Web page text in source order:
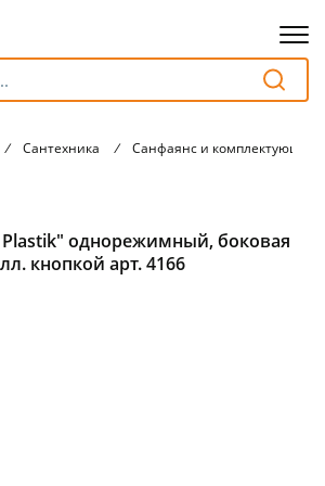
/ Сантехника / Санфаянс и комплектующие
однорежимный, боковая
кнопкой арт. 4166